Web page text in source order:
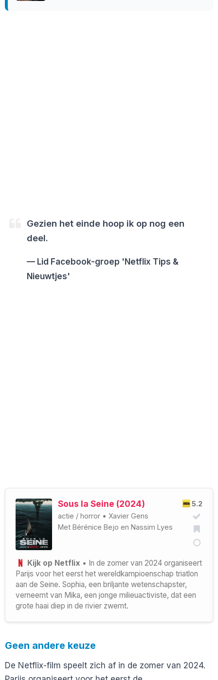
Gezien het einde hoop ik op nog een
deel.
Lid Facebook-groep 'Netflix Tips &
Nieuwtjes'
5.2
Sous la Seine (2024)
actie / horror • Xavier Gens
Met Bérénice Bejo en Nassim Lyes
Kijk op Netflix • In de zomer van 2024 organiseert
Parijs voor het eerst het wereldkampioenschap triatlon
aan de Seine. Sophia, een briljante wetenschapster,
verneemt van Mika, een jonge milieuactiviste, dat een
grote haai diep in de rivier zwemt.
Geen andere keuze
De Netflix-film speelt zich af in de zomer van 2024.